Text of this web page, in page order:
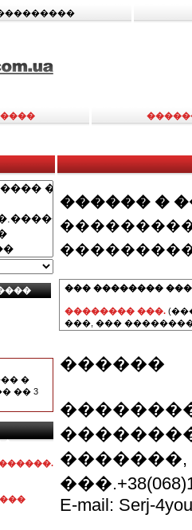
�
�� 3
������ �
��� ��������
�������� ���.
���, ���
������
�������,
E-mail: Serj-